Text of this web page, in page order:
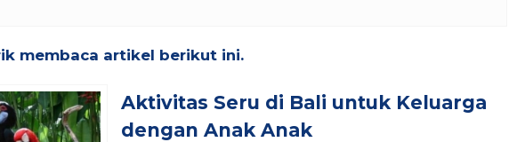
membaca artikel berikut ini.
Aktivitas Seru di Bali untuk Keluarga
dengan Anak Anak